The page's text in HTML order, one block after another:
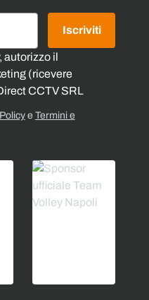
autorizzo il
(ricevere
CCTV SRL
Iscriviti
e Termini e